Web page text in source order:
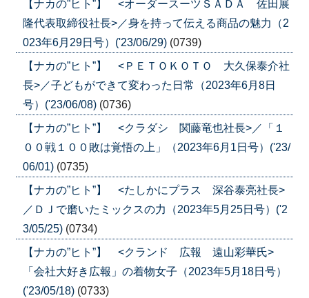
【ナカの”ヒト”】 <オーダースーツＳＡＤＡ 佐田展
隆代表取締役社長>／身を持って伝える商品の魅力（2
023年6月29日号）('23/06/29) (0739)
【ナカの”ヒト”】 <ＰＥＴＯＫＯＴＯ 大久保泰介社
長>／子どもができて変わった日常（2023年6月8日
号）('23/06/08) (0736)
【ナカの”ヒト”】 <クラダシ 関藤竜也社長>／「１
００戦１００敗は覚悟の上」（2023年6月1日号）('23/
06/01) (0735)
【ナカの”ヒト”】 <たしかにプラス 深谷泰亮社長>
／ＤＪで磨いたミックスの力（2023年5月25日号）('2
3/05/25) (0734)
【ナカの”ヒト”】 <クランド 広報 遠山彩華氏>
「会社大好き広報」の着物女子（2023年5月18日号）
('23/05/18) (0733)